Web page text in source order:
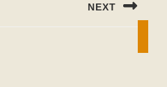
NEXT